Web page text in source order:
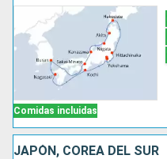
Comidas incluidas
JAPÓN, COREA DEL SUR